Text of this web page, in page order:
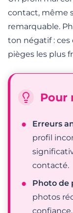
contact, même
remarquable.
ton négatif : ces
pièges les plus
Pour
Erreurs
profil
contacté.
Photo de
photos
confiance.